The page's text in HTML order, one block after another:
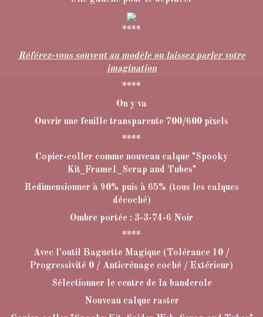
****
Référez-vous souvent au modèle ou laissez parler votre
imagination
****
On y va
Ouvrir une feuille transparente 700/600 pixels
****
Copier-coller comme nouveau calque "Spooky
Kit_Frame1_Scrap and Tubes"
Redimensionner à 90% puis à 65% (tous les calques
décoché)
Ombre portée : 3-3-74-6 Noir
****
Avec l'outil Baguette Magique (Tolérance 10 /
Progressivité 0 / Anticrénage coché / Extérieur)
Sélectionner le centre de la banderole
Nouveau calque raster